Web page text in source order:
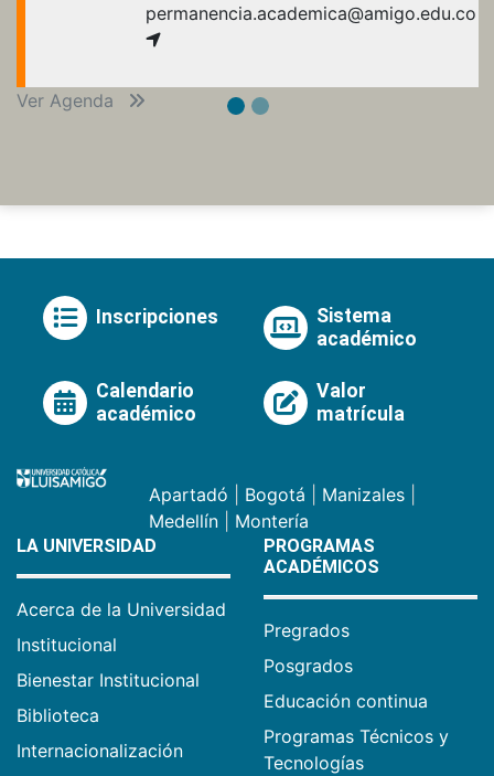
permanencia.academica@amigo.edu.co
Ver Agenda
Inscripciones
Sistema
académico
Calendario
académico
Valor
matrícula
Apartadó Bogotá Manizales
Medellín
Montería
LA UNIVERSIDAD
Acerca de la Universidad
Institucional
Bienestar Institucional
Biblioteca
Internacionalización
PROGRAMAS
ACADÉMICOS
Pregrados
Posgrados
Educación continua
Programas Técnicos y
Tecnologías